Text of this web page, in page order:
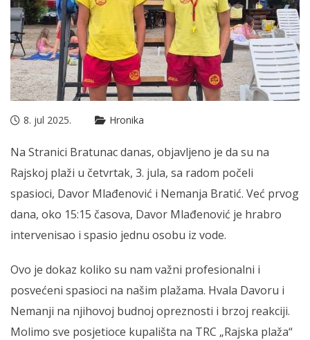
8. jul 2025. Hronika
Na Stranici Bratunac danas, objavljeno je da su na
Rajskoj plaži u četvrtak, 3. jula, sa radom počeli
spasioci, Davor Mlađenović i Nemanja Bratić. Već prvog
dana, oko 15:15 časova, Davor Mlađenović je hrabro
intervenisao i spasio jednu osobu iz vode.
Ovo je dokaz koliko su nam važni profesionalni i
posvećeni spasioci na našim plažama. Hvala Davoru i
Nemanji na njihovoj budnoj opreznosti i brzoj reakciji.
Molimo sve posjetioce kupališta na TRC „Rajska plaža“